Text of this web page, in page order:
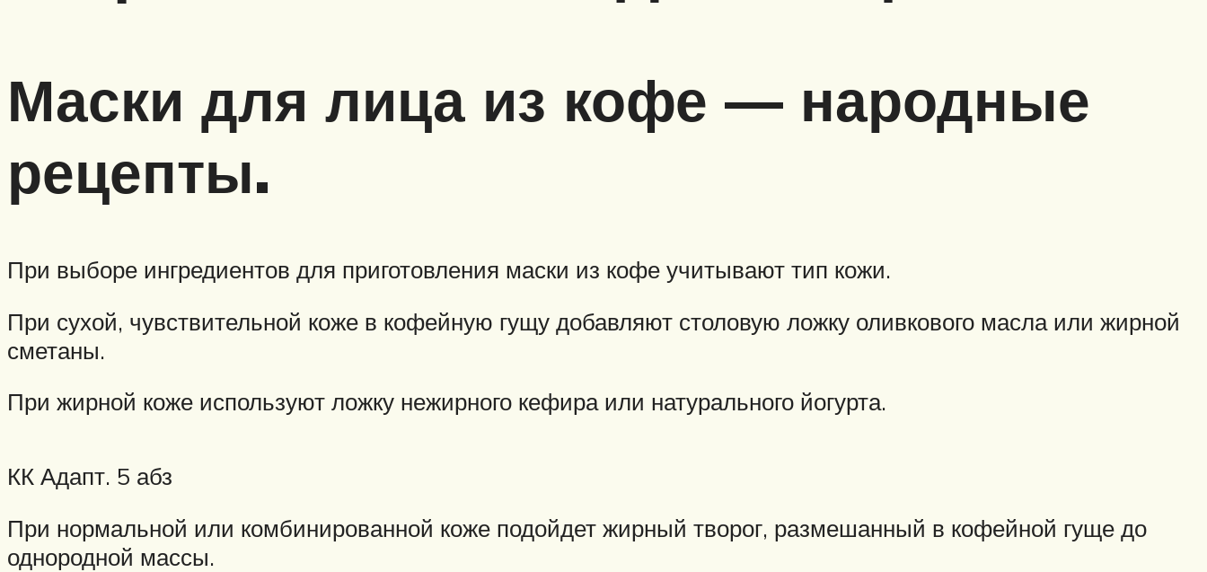
Маски для лица из кофе — народные
рецепты.
При выборе ингредиентов для приготовления маски из кофе учитывают тип кожи.
При сухой, чувствительной коже в кофейную гущу добавляют столовую ложку оливкового масла или жирной
сметаны.
При жирной коже используют ложку нежирного кефира или натурального йогурта.
КК Адапт. 5 абз
При нормальной или комбинированной коже подойдет жирный творог, размешанный в кофейной гуще до
однородной массы.